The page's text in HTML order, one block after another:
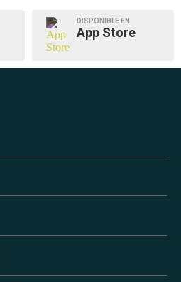
DISPONIBLE EN
App Store